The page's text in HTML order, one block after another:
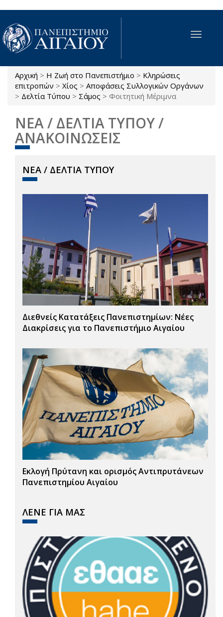
Παράκαμψη προς το κυρίως περιεχόμενο
Toggle
Είστε εδώ
Αρχική > Η Ζωή στο Πανεπιστήμιο > Κληρώσεις
επιτροπών > Χίος > Αποφάσεις Συλλογικών Οργάνων
> Δελτία Τύπου > Σάμος > Φοιτητική Μέριμνα
ΝΕΑ / ΔΕΛΤΙΑ ΤΥΠΟΥ /
ΑΝΑΚΟΙΝΩΣΕΙΣ
ΝΕΑ / ΔΕΛΤΙΑ ΤΥΠΟΥ
Διεθνείς Κατατάξεις Πανεπιστημίων: Νέες
Διακρίσεις για το Πανεπιστήμιο Αιγαίου
Εκλογή Πρύτανη και ορισμός Αντιπρυτάνεων
Πανεπιστημίου Αιγαίου
ΛΕΝΕ ΓΙΑ ΜΑΣ